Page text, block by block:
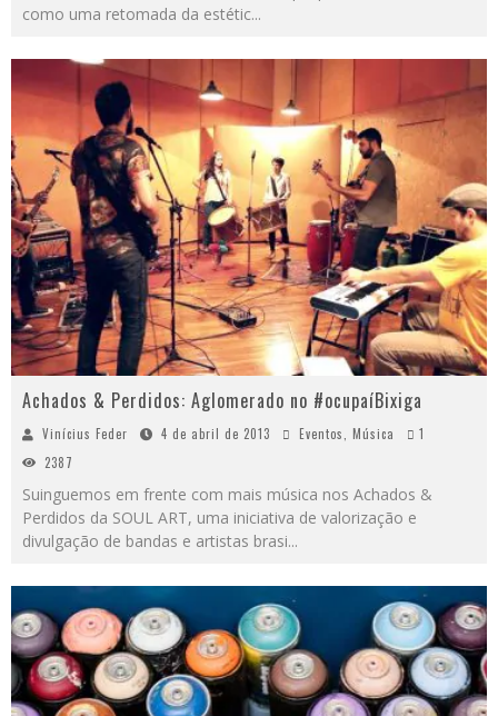
como uma retomada da estétic...
Achados & Perdidos: Aglomerado no #ocupaíBixiga
Vinícius Feder 4 de abril de 2013 Eventos Música
1
2387
Suinguemos em frente com mais música nos Achados &
Perdidos da SOUL ART, uma iniciativa de valorização e
divulgação de bandas e artistas brasi...